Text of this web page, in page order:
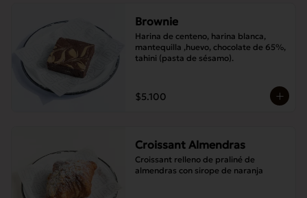
Brownie
Harina de centeno, harina blanca,
mantequilla ,huevo, chocolate de 65%,
tahini (pasta de sésamo).
$5.100
Croissant Almendras
Croissant relleno de praliné de
almendras con sirope de naranja